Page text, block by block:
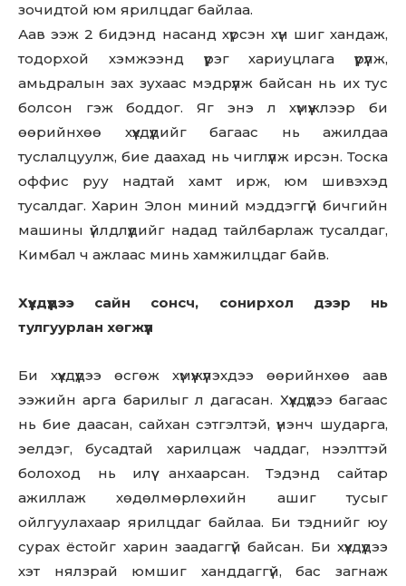
зочидтой юм ярилцдаг байлаа.
Аав ээж 2 бидэнд насанд хүрсэн хүн шиг хандаж,
тодорхой хэмжээнд үүрэг хариуцлага үүрүүлж,
амьдралын зах зухаас мэдрүүлж байсан нь их тус
болсон гэж боддог. Яг энэ л хүмүүжлээр би
өөрийнхөө хүүхдүүдийг багаас нь ажилдаа
туслалцуулж, бие даахад нь чиглүүлж ирсэн. Тоска
оффис руу надтай хамт ирж, юм шивэхэд
тусалдаг. Харин Элон миний мэддэггүй бичгийн
машины үйлдлүүдийг надад тайлбарлаж тусалдаг,
Кимбал ч ажлаас минь хамжилцдаг байв.
Хүүхдүүдээ сайн сонсч, сонирхол дээр нь
тулгуурлан хөгжүүл
Би хүүхдүүдээ өсгөж хүмүүжүүлэхдээ өөрийнхөө аав
ээжийн арга барилыг л дагасан. Хүүхдүүдээ багаас
нь бие даасан, сайхан сэтгэлтэй, үнэнч шударга,
эелдэг, бусадтай харилцаж чаддаг, нээлттэй
болоход нь илүү анхаарсан. Тэдэнд сайтар
ажиллаж хөдөлмөрлөхийн ашиг тусыг
ойлгуулахаар ярилцдаг байлаа. Би тэднийг юу
сурах ёстойг харин заадаггүй байсан. Би хүүхдүүдээ
хэт нялзрай юмшиг ханддаггүй, бас загнаж